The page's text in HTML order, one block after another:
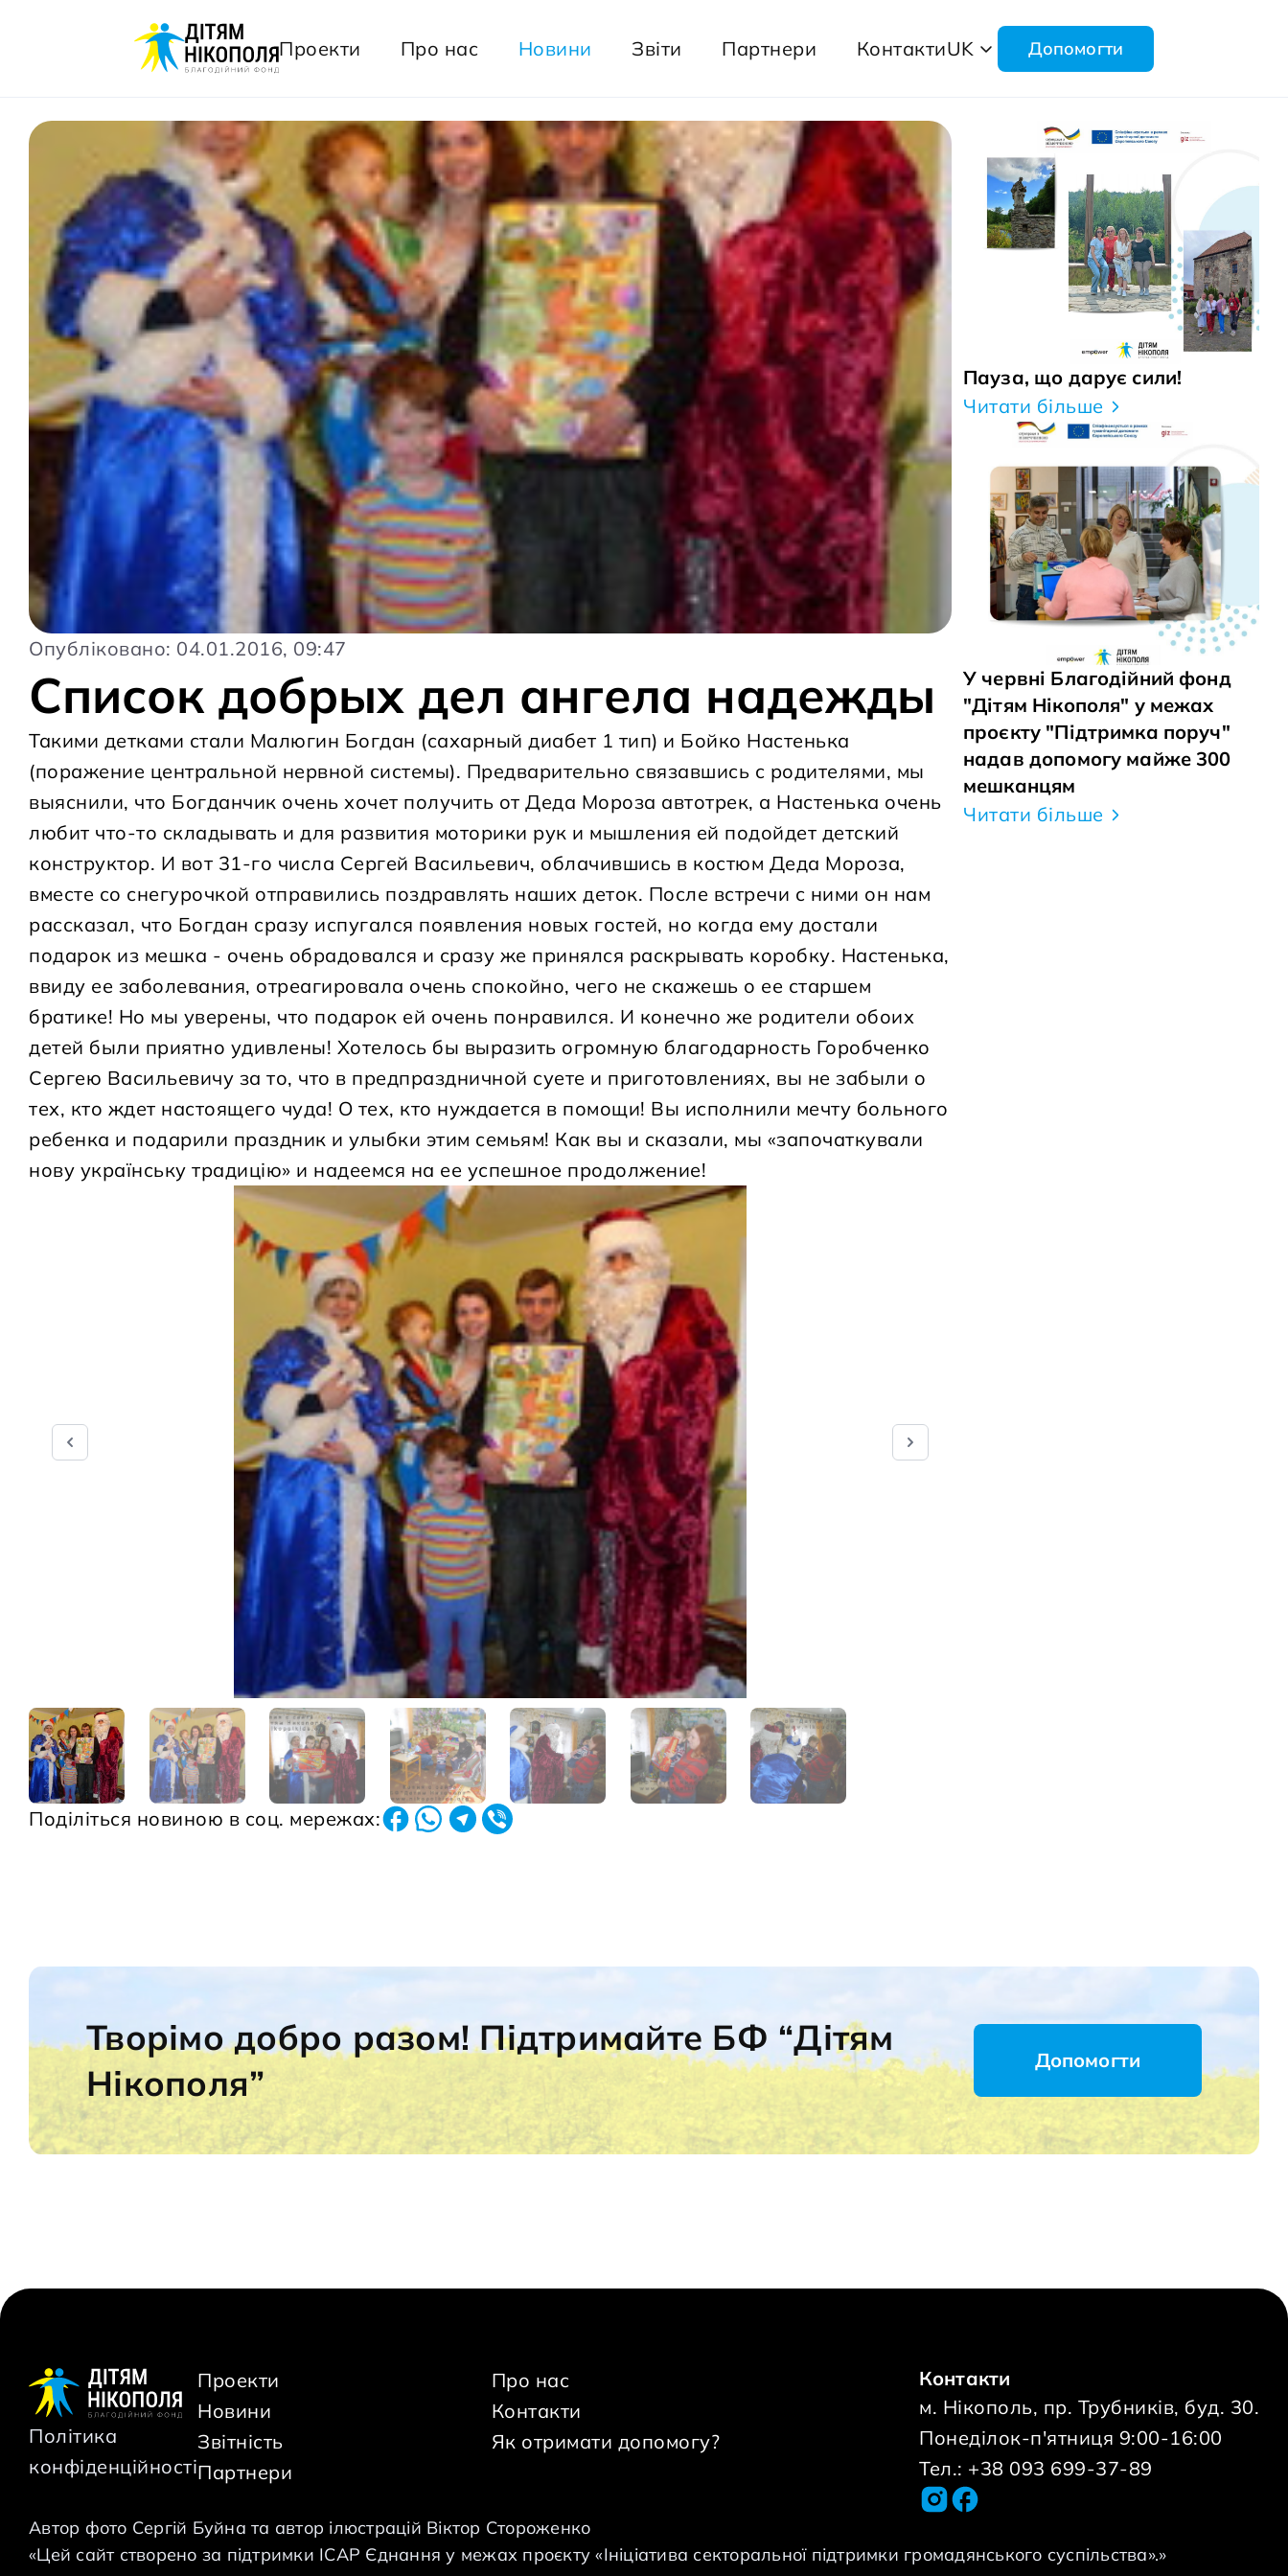
Проекти Про нас Новини Звіти Партнери КонтактиUK Допомогти
Опубліковано: 04.01.2016, 09:47
Список добрых дел ангела надежды
Такими детками стали Малюгин Богдан (сахарный диабет 1 тип) и Бойко Настенька
(поражение центральной нервной системы). Предварительно связавшись с родителями, мы
выяснили, что Богданчик очень хочет получить от Деда Мороза автотрек, а Настенька очень
любит что-то складывать и для развития моторики рук и мышления ей подойдет детский
конструктор. И вот 31-го числа Сергей Васильевич, облачившись в костюм Деда Мороза,
вместе со снегурочкой отправились поздравлять наших деток. После встречи с ними он нам
рассказал, что Богдан сразу испугался появления новых гостей, но когда ему достали
подарок из мешка - очень обрадовался и сразу же принялся раскрывать коробку. Настенька,
ввиду ее заболевания, отреагировала очень спокойно, чего не скажешь о ее старшем
братике! Но мы уверены, что подарок ей очень понравился. И конечно же родители обоих
детей были приятно удивлены! Хотелось бы выразить огромную благодарность Горобченко
Сергею Васильевичу за то, что в предпраздничной суете и приготовлениях, вы не забыли о
тех, кто ждет настоящего чуда! О тех, кто нуждается в помощи! Вы исполнили мечту больного
ребенка и подарили праздник и улыбки этим семьям! Как вы и сказали, мы «започаткували
нову українську традицію» и надеемся на ее успешное продолжение!
Поділіться новиною в соц. мережах:
Пауза, що дарує сили!
Читати більше
У червні Благодійний фонд
"Дітям Нікополя" у межах
проєкту "Підтримка поруч"
надав допомогу майже 300
мешканцям
Читати більше
Творімо добро разом! Підтримайте БФ “Дітям
Нікополя”
Допомогти
Політика
конфіденційності
Проекти
Новини
Звітність
Партнери
Про нас
Контакти
Як отримати допомогу?
Контакти
м. Нікополь, пр. Трубників, буд. 30.
Понеділок-п'ятниця 9:00-16:00
Тел.: +38 093 699-37-89
Автор фото Сергій Буйна та автор ілюстрацій Віктор Стороженко
«Цей сайт створено за підтримки ІСАР Єднання у межах проєкту «Ініціатива секторальної підтримки громадянського суспільства».»